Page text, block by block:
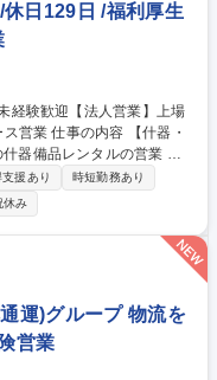
日129日 /福利厚生
【什器・
備品レンタルの営業 大
対する提案営業を担当して
タル提案に加え、顧客の課
につながるソリューション
援あり
時短勤務あり
休み
運)グループ 物流を
営業